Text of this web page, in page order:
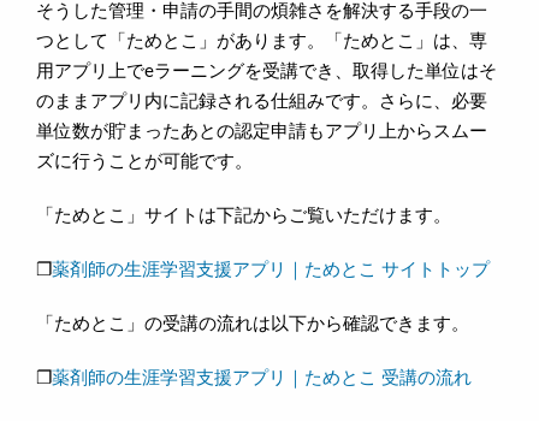
そうした管理・申請の手間の煩雑さを解決する手段の一
つとして「ためとこ」があります。「ためとこ」は、専
用アプリ上でeラーニングを受講でき、取得した単位はそ
のままアプリ内に記録される仕組みです。さらに、必要
単位数が貯まったあとの認定申請もアプリ上からスムー
ズに行うことが可能です。
「ためとこ」サイトは下記からご覧いただけます。
❐薬剤師の生涯学習支援アプリ｜ためとこ サイトトップ
「ためとこ」の受講の流れは以下から確認できます。
❐薬剤師の生涯学習支援アプリ｜ためとこ 受講の流れ